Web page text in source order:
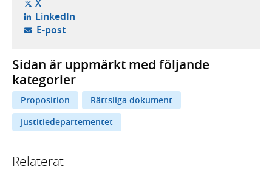
X- öppnas i ny flik, extern webbplats,
LinkedIn- öppnas i ny flik, extern webbplats,
E-post- öppnar din e-postklient,
Sidan är uppmärkt med följande
kategorier
Proposition
Rättsliga dokument
Justitiedepartementet
Relaterat